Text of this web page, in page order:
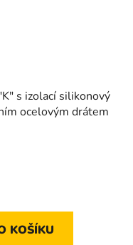
s izolací silikonový
ocelovým drátem
KOŠÍKU